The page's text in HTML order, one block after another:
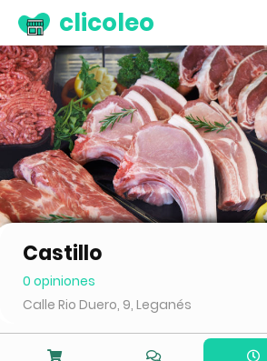
clicoleo
Castillo
0 opiniones
Calle Rio Duero, 9, Leganés